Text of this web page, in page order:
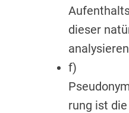
dieser
f)
rung ist